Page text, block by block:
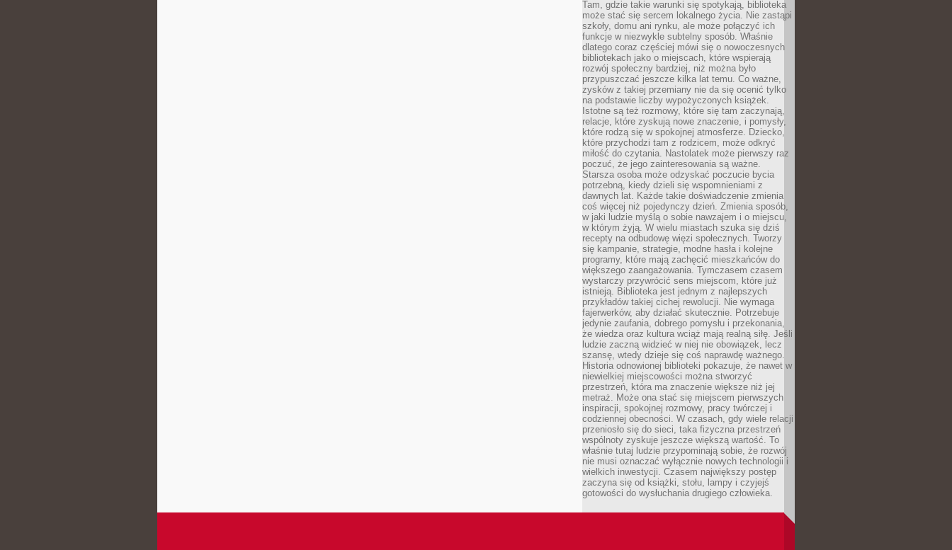
Tam, gdzie takie warunki się spotykają, biblioteka
może stać się sercem lokalnego życia. Nie zastąpi
szkoły, domu ani rynku, ale może połączyć ich
funkcje w niezwykle subtelny sposób. Właśnie
dlatego coraz częściej mówi się o nowoczesnych
bibliotekach jako o miejscach, które wspierają
rozwój społeczny bardziej, niż można było
przypuszczać jeszcze kilka lat temu. Co ważne,
zysków z takiej przemiany nie da się ocenić tylko
na podstawie liczby wypożyczonych książek.
Istotne są też rozmowy, które się tam zaczynają,
relacje, które zyskują nowe znaczenie, i pomysły,
które rodzą się w spokojnej atmosferze. Dziecko,
które przychodzi tam z rodzicem, może odkryć
miłość do czytania. Nastolatek może pierwszy raz
poczuć, że jego zainteresowania są ważne.
Starsza osoba może odzyskać poczucie bycia
potrzebną, kiedy dzieli się wspomnieniami z
dawnych lat. Każde takie doświadczenie zmienia
coś więcej niż pojedynczy dzień. Zmienia sposób,
w jaki ludzie myślą o sobie nawzajem i o miejscu,
w którym żyją. W wielu miastach szuka się dziś
recepty na odbudowę więzi społecznych. Tworzy
się kampanie, strategie, modne hasła i kolejne
programy, które mają zachęcić mieszkańców do
większego zaangażowania. Tymczasem czasem
wystarczy przywrócić sens miejscom, które już
istnieją. Biblioteka jest jednym z najlepszych
przykładów takiej cichej rewolucji. Nie wymaga
fajerwerków, aby działać skutecznie. Potrzebuje
jedynie zaufania, dobrego pomysłu i przekonania,
że wiedza oraz kultura wciąż mają realną siłę. Jeśli
ludzie zaczną widzieć w niej nie obowiązek, lecz
szansę, wtedy dzieje się coś naprawdę ważnego.
Historia odnowionej biblioteki pokazuje, że nawet w
niewielkiej miejscowości można stworzyć
przestrzeń, która ma znaczenie większe niż jej
metraż. Może ona stać się miejscem pierwszych
inspiracji, spokojnej rozmowy, pracy twórczej i
codziennej obecności. W czasach, gdy wiele relacji
przeniosło się do sieci, taka fizyczna przestrzeń
wspólnoty zyskuje jeszcze większą wartość. To
właśnie tutaj ludzie przypominają sobie, że rozwój
nie musi oznaczać wyłącznie nowych technologii i
wielkich inwestycji. Czasem największy postęp
zaczyna się od książki, stołu, lampy i czyjejś
gotowości do wysłuchania drugiego człowieka.